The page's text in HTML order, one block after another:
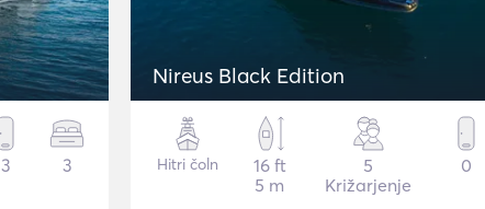
3 3
Nireus Black Edition
Hitri čoln
16 ft
5 m
5
Križarjenje
0